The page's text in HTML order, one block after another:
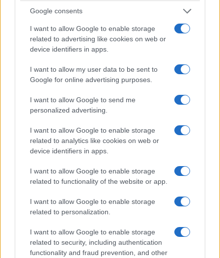
Google consents
I want to allow Google to enable storage
related to advertising like cookies on web or
device identifiers in apps.
I want to allow my user data to be sent to
Google for online advertising purposes.
I want to allow Google to send me
personalized advertising.
I want to allow Google to enable storage
related to analytics like cookies on web or
device identifiers in apps.
I want to allow Google to enable storage
related to functionality of the website or app.
I want to allow Google to enable storage
related to personalization.
I want to allow Google to enable storage
related to security, including authentication
functionality and fraud prevention, and other